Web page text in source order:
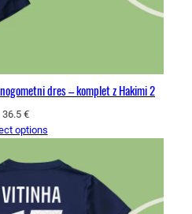
dres – komplet z Hakimi 2
36.5 €
options